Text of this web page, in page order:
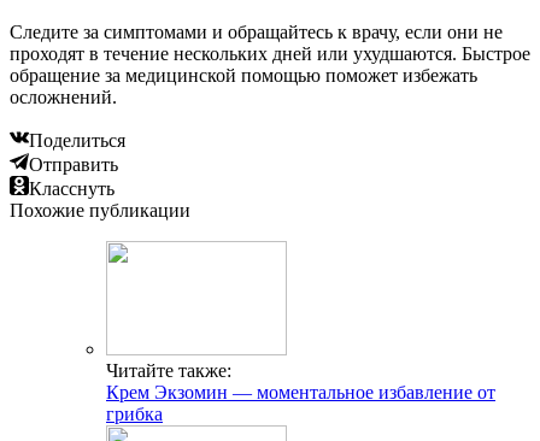
Следите за симптомами и обращайтесь к врачу, если они не
проходят в течение нескольких дней или ухудшаются. Быстрое
обращение за медицинской помощью поможет избежать
осложнений.
Поделиться
Отправить
Класснуть
Похожие публикации
Читайте также:
Крем Экзомин — моментальное избавление от
грибка